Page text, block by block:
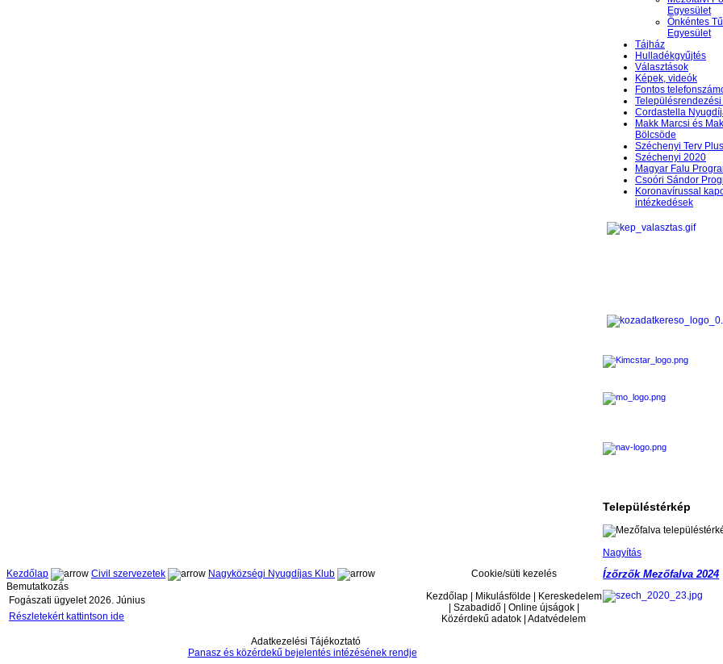
Egyesület
Önkéntes
Egyesület
Tájház
Hulladékgyűjtés
Választások
Képek, videók
Fontos
Településrendezési
Cordastella
Makk Marcsi és
Bölcsöde
Széchenyi Terv
Széchenyi 2020
Magyar Falu
Csoóri Sándor
Koronavírussal
intézkedések
Településtérkép
Nagyítás
Kezdőlap
Civil szervezetek
Nagyközségi Nyugdíjas Klub
Bemutatkozás
Fogászati ügyelet 2026. Június
Részletekért kattintson ide
Ízőrzők Mezőfalva 2024
Cookie/süti kezelés
Kezdőlap | Mikulásfölde | Kereskedelem
| Szabadidő | Online újságok |
Közérdekű adatok | Adatvédelem
Adatkezelési Tájékoztató
Panasz és közérdekű bejelentés intézésének rendje